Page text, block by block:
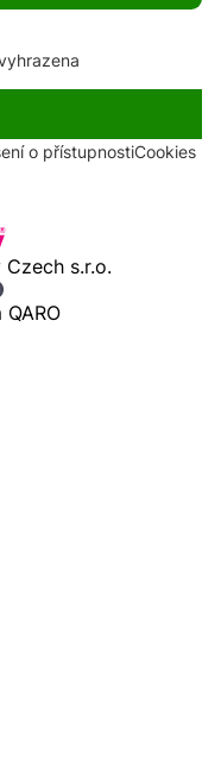
o přístupnostiCookies
s.r.o.